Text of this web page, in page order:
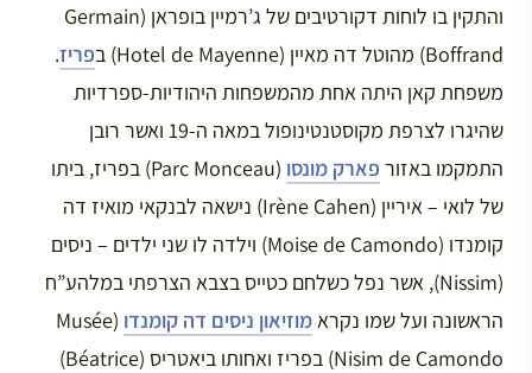
והתקין בו לוחות דקורטיבים של ג’רמיין בופראן (Germain
Boffrand) מהוטל דה מאיין (Hotel de Mayenne) ב
פריז.
משפחת קאן היתה אחת מהמשפחות היהודיות-ספרדיות
שהיגרו לצרפת מקוסטנטינופול במאה ה-19 ואשר רובן
התמקמו באזור פארק מונסו
(Parc Monceau) בפריז, ביתו
של לואי – איריין (Irène Cahen) נישאה לבנקאי מואיז דה
קומנדו (Moise de Camondo) וילדה לו שני ילדים – ניסים
(Nissim), אשר נפל כשלחם כטייס בצבא הצרפתי במלהע”ח
הראשונה ועל שמו נקרא מוזיאון ניסים דה קומנדו (Musée
Nisim de Camondo) בפריז ואחותו ביאטריס (Béatrice)